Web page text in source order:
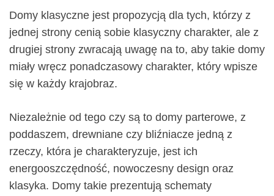
Domy klasyczne jest propozycją dla tych, którzy z
jednej strony cenią sobie klasyczny charakter, ale z
drugiej strony zwracają uwagę na to, aby takie domy
miały wręcz ponadczasowy charakter, który wpisze
się w każdy krajobraz.
Niezależnie od tego czy są to domy parterowe, z
poddaszem, drewniane czy bliźniacze jedną z
rzeczy, która je charakteryzuje, jest ich
energooszczędność, nowoczesny design oraz
klasyka. Domy takie prezentują schematy